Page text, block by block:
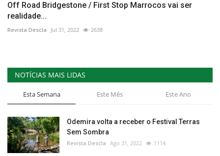
Off Road Bridgestone / First Stop Marrocos vai ser
realidade...
Revista Descla Jul 31, 2022 2638
NOTÍCIAS MAIS LIDAS
Esta Semana Este Mês Este Ano
Odemira volta a receber o Festival Terras
Sem Sombra
Revista Descla Ago 31, 2022 1114